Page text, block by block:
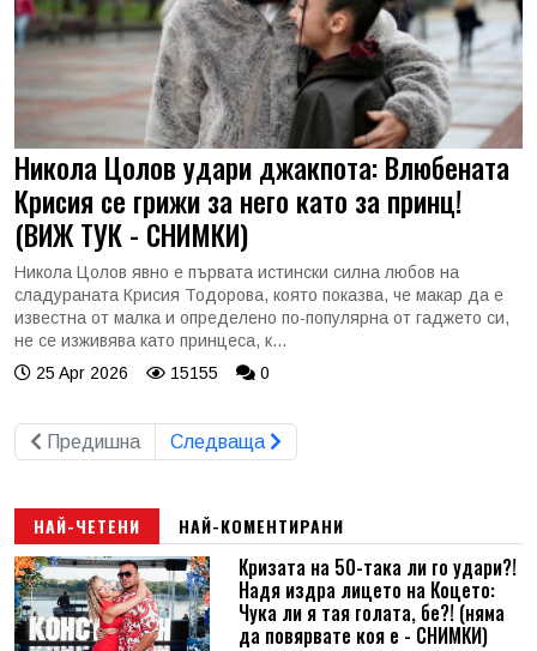
Никола Цолов удари джакпота: Влюбената
Крисия се грижи за него като за принц!
(ВИЖ ТУК - СНИМКИ)
Никола Цолов явно е първата истински силна любов на
сладураната Крисия Тодорова, която показва, че макар да е
известна от малка и определено по-популярна от гаджето си,
не се изживява като принцеса, к...
25 Apr 2026
15155 0
Предишна Следваща
НАЙ-ЧЕТЕНИ НАЙ-КОМЕНТИРАНИ
Кризата на 50-така ли го удари?!
Надя издра лицето на Коцето:
Чука ли я тая голата, бе?! (няма
да повярвате коя е - СНИМКИ)